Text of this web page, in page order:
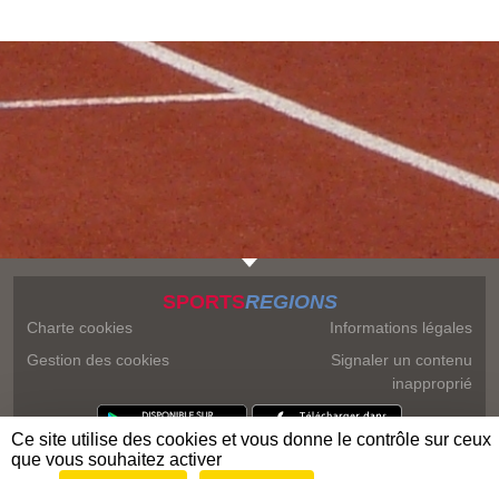
SPORTSREGIONS
Charte cookies
Gestion des cookies
Informations légales
Signaler un contenu
inapproprié
Ce site utilise des cookies et vous donne le contrôle sur ceux
que vous souhaitez activer